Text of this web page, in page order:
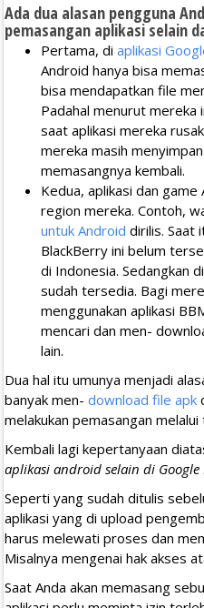
Ada dua alasan pengguna
pemasangan aplikasi selain
Pertama, di aplikasi
Android hanya bisa
bisa mendapatkan file
Padahal menurut mereka
saat aplikasi mereka
mereka masih
memasangnya kembali.
Kedua, aplikasi dan
region mereka. Contoh,
untuk Android dirilis. Saat
BlackBerry ini belum
di Indonesia. Sedangkan
sudah tersedia. Bagi
menggunakan aplikasi
mencari dan men-
lain.
Dua hal itu umunya menjadi
banyak men- download file apk
melakukan pemasangan
Kembali lagi kepertanyaan
aplikasi android selain di Google
Seperti yang sudah ditulis
aplikasi yang di upload
harus melewati proses dan
Misalnya mengenai hak akses
Saat Anda akan memasang